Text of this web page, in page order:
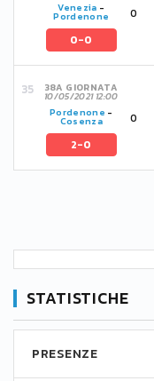
Venezia -
Pordenone
0-0
0
38A GIORNATA
10/05/2021 12:00
Pordenone -
Cosenza
2-0
0
STATISTICHE
PRESENZE